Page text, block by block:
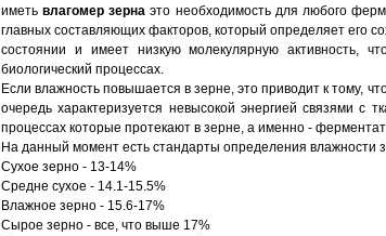
иметьвлагомер зерна это необходимость для любого
главных составляющих факторов, который определяет его
состоянии и имеет низкую молекулярную активность,
биологический процессах.
Если влажность повышается в зерне, это приводит к тому,
очередь характеризуется невысокой энергией связями с
процессах которые протекают в зерне, а именно -
На данный момент есть стандарты определения влажности
Сухое зерно - 13-14%
Средне сухое - 14.1-15.5%
Влажное зерно - 15.6-17%
Сырое зерно - все, что выше 17%